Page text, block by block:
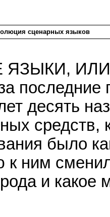
сценарных языков
языки,
десять
было
к ним
и какое